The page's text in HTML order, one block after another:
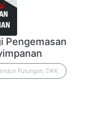
Pengemasan
Pulungan, DKK